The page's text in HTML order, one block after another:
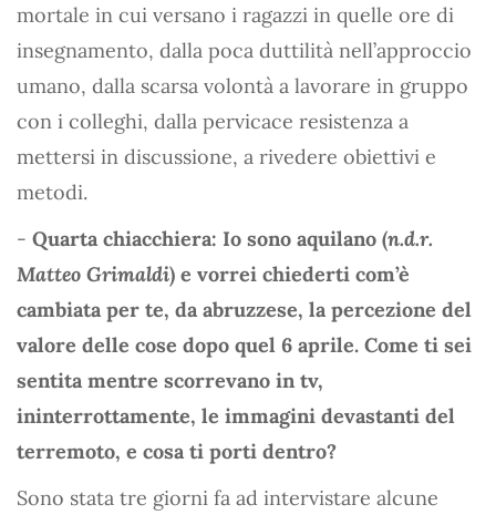
mortale in cui versano i ragazzi in quelle ore di
insegnamento, dalla poca duttilità nell’approccio
umano, dalla scarsa volontà a lavorare in gruppo
con i colleghi, dalla pervicace resistenza a
mettersi in discussione, a rivedere obiettivi e
metodi.
- Quarta chiacchiera: Io sono aquilano (n.d.r.
Matteo Grimaldi) e vorrei chiederti com’è
cambiata per te, da abruzzese, la percezione del
valore delle cose dopo quel 6 aprile. Come ti sei
sentita mentre scorrevano in tv,
ininterrottamente, le immagini devastanti del
terremoto, e cosa ti porti dentro?
Sono stata tre giorni fa ad intervistare alcune